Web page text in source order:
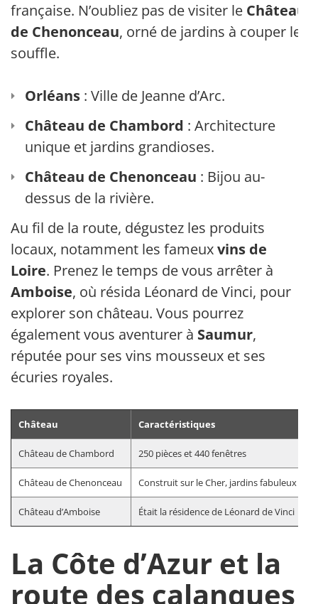
française. N’oubliez pas de visiter le Château
de Chenonceau, orné de jardins à couper le
souffle.
Orléans : Ville de Jeanne d’Arc.
Château de Chambord : Architecture
unique et jardins grandioses.
Château de Chenonceau : Bijou au-
dessus de la rivière.
Au fil de la route, dégustez les produits
locaux, notamment les fameuxvins de
Loire. Prenez le temps de vous arrêter à
Amboise, où résida Léonard de Vinci, pour
explorer son château. Vous pourrez
également vous aventurer à Saumur,
réputée pour ses vins mousseux et ses
écuries royales.
Château Caractéristiques
Château de Chambord 250 pièces et 440 fenêtres
Château de Chenonceau Construit sur le Cher, jardins fabuleux
Château d’Amboise Était la résidence de Léonard de Vinci
La Côte d’Azur et la
route des calanques